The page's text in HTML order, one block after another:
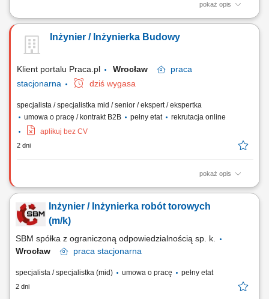
pokaż opis
Dbanie o ciągłość i rytm prac drogowych poprzez wsparcie w
Prowadzenie i nadzorowanie dokumentacji budowlanej związanej ze
sprawnym przekazywaniem poszczególnych etapów inwestycji.
Inżynier / Inżynierka Budowy
Klient portalu Praca.pl Wrocław
praca
stacjonarna
dziś wygasa
specjalista / specjalistka mid / senior / ekspert / ekspertka
umowa o pracę / kontrakt B2B
pełny etat
rekrutacja online
aplikuj bez CV
2 dni
pokaż opis
Koordynowanie i nadzorowanie prac budowlanych zgodnie z
wykonywanych robót i monitorowanie postępu realizacji inwestycji.
Współpraca z podwykonawcami, dostawcami oraz zespołami
Inżynier / Inżynierka robót torowych
(m/k)
SBM spółka z ograniczoną odpowiedzialnością sp. k.
Wrocław
praca stacjonarna
specjalista / specjalistka (mid) umowa o pracę pełny etat
2 dni